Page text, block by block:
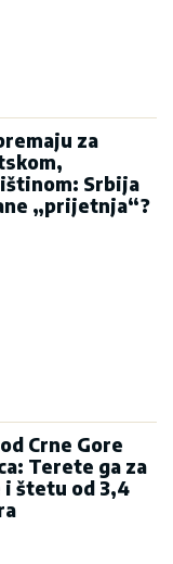
za
Srbija
„prijetnja“?
Crne Gore
Terete ga za
i štetu od 3,4